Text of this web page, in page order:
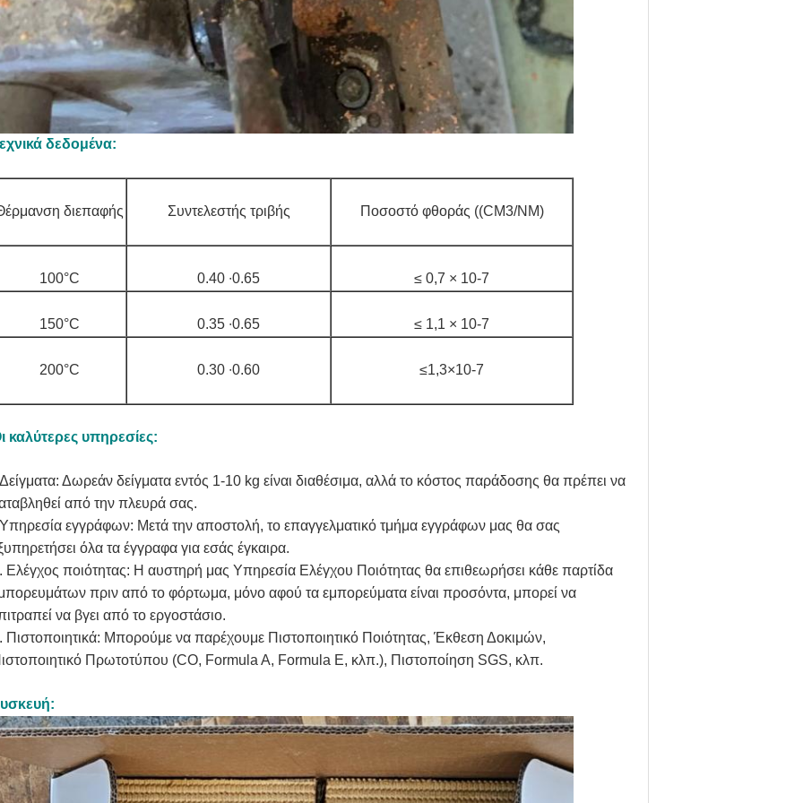
δεδομένα:
διεπαφής Συντελεστής τριβής Ποσοστό φθοράς ((CM3/NM)
100°C 0.40 ∙0.65 ≤ 0,7 × 10-7
150°C 0.35 ∙0.65 ≤ 1,1 × 10-7
200°C 0.30 ∙0.60 ≤1,3×10-7
καλύτερες υπηρεσίες:
Δωρεάν δείγματα εντός 1-10 kg είναι διαθέσιμα, αλλά το κόστος παράδοσης θα πρέπει να
από την πλευρά σας.
εγγράφων: Μετά την αποστολή, το επαγγελματικό τμήμα εγγράφων μας θα σας
όλα τα έγγραφα για εσάς έγκαιρα.
Ελέγχος ποιότητας: Η αυστηρή μας Υπηρεσία Ελέγχου Ποιότητας θα επιθεωρήσει κάθε παρτίδα
πριν από το φόρτωμα, μόνο αφού τα εμπορεύματα είναι προσόντα, μπορεί να
να βγει από το εργοστάσιο.
Πιστοποιητικά: Μπορούμε να παρέχουμε Πιστοποιητικό Ποιότητας, Έκθεση Δοκιμών,
Πρωτοτύπου (CO, Formula A, Formula E, κλπ.), Πιστοποίηση SGS, κλπ.